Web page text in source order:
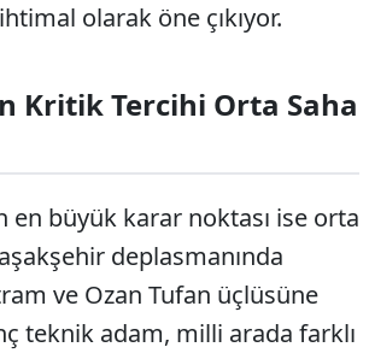
olarak öne çıkıyor.
Kritik Tercihi Orta Saha
en büyük karar noktası ise orta
deplasmanında
ve Ozan Tufan üçlüsüne
teknik adam, milli arada farklı